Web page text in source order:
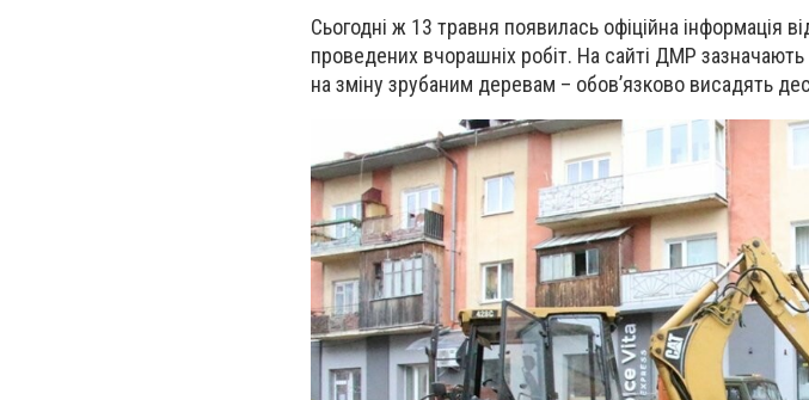
Сьогодні ж 13 травня появилась офіційна інформація
проведених вчорашніх робіт. На сайті ДМР
на зміну зрубаним деревам – обов’язково висадять